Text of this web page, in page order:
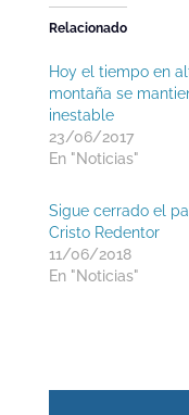
Relacionado
Hoy el tiempo en
montaña se
inestable
23/06/2017
En "Noticias"
Sigue cerrado el
Cristo Redentor
11/06/2018
En "Noticias"